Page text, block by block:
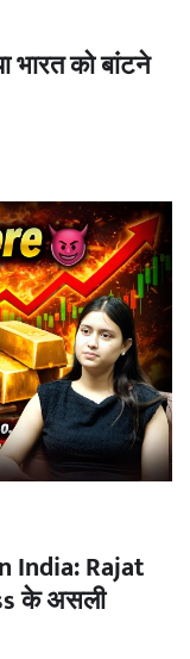
को बांटने
India: Rajat
के असली